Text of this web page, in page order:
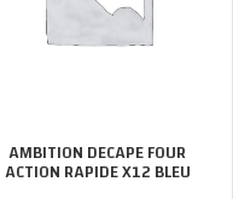
AMBITION DECAPE FOUR
ACTION RAPIDE X12 BLEU